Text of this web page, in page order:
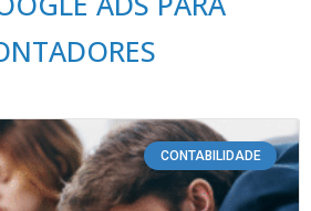
CONTABILIDADE